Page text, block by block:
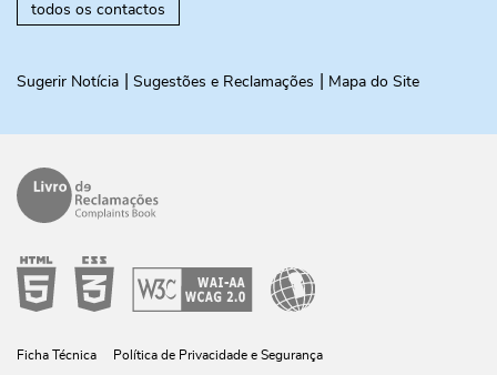
todos os contactos
Sugerir Notícia Sugestões e Reclamações Mapa do Site
Ficha Técnica Política de Privacidade e Segurança